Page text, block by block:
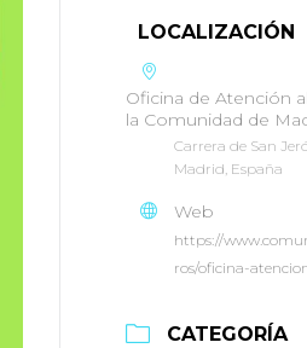
LOCALIZACIÓN
Oficina de Atención
la Comunidad de
Carrera de San
Madrid, España
Web
https://
ros/oficina-
CATEGORÍA